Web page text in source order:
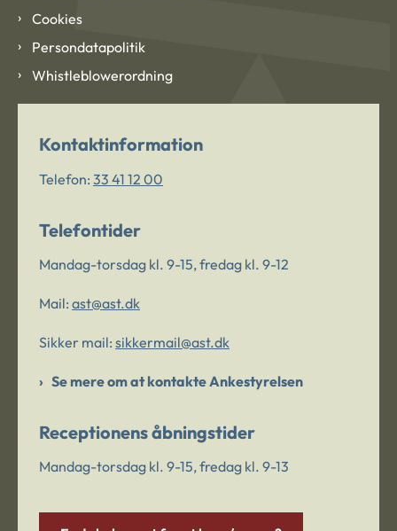
Cookies
Persondatapolitik
Whistleblowerordning
Kontaktinformation
Telefon: 33 41 12 00
Telefontider
Mandag-torsdag kl. 9-15, fredag kl. 9-12
Mail: ast@ast.dk
Sikker mail: sikkermail@ast.dk
Se mere om at kontakte Ankestyrelsen
Receptionens åbningstider
Mandag-torsdag kl. 9-15, fredag kl. 9-13